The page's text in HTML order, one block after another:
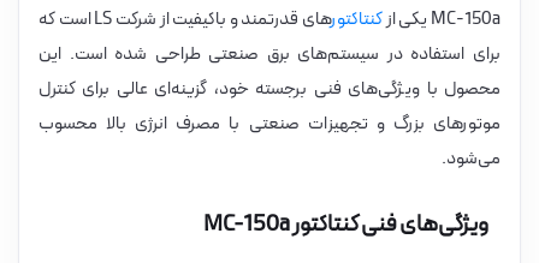
MC-150a یکی از
کنتاکتور
های قدرتمند و باکیفیت از شرکت LS است که
برای استفاده در سیستم‌های برق صنعتی طراحی شده است. این
محصول با ویژگی‌های فنی برجسته خود، گزینه‌ای عالی برای کنترل
موتورهای بزرگ و تجهیزات صنعتی با مصرف انرژی بالا محسوب
می‌شود.
ویژگی‌های فنی کنتاکتور MC-150a